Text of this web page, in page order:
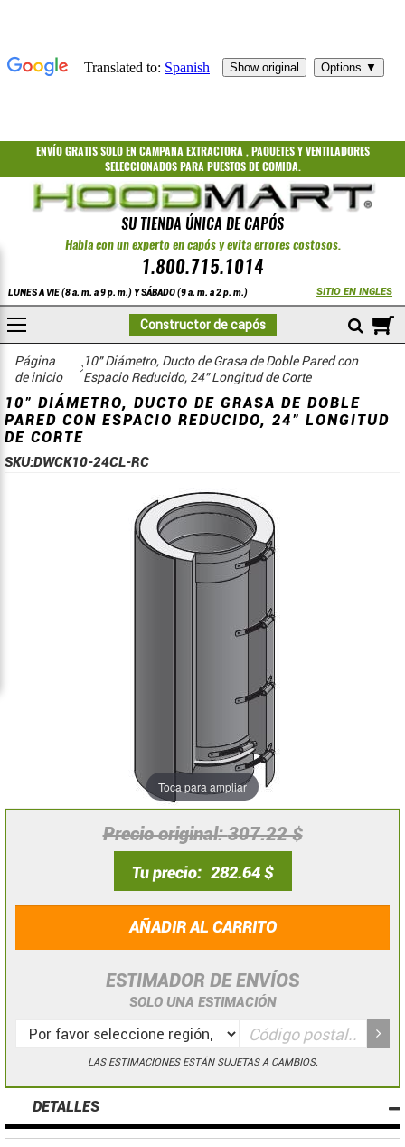
ENVÍO GRATISSOLO EN CAMPANA EXTRACTORA ,PAQUETESYVENTILADORES
SELECCIONADOS PARA PUESTOS DE COMIDA.
SU TIENDA ÚNICA DE CAPÓS
Habla con un experto en capós y evita errores costosos.
1.800.715.1014
LUNES A VIE (8 a. m. a 9 p. m.) Y SÁBADO (9 a. m. a 2 p. m.) SITIO EN INGLES
Constructor de capós
Página
de inicio
COMPRAR
Accesorios para conductos de grasa de doble pared con espacio
Doble pared de 10 pulgadas de diámetro
10" Diámetro, Ducto de Grasa de Doble Pared con
Espacio Reducido, 24" Longitud de Corte
10" DIÁMETRO, DUCTO DE GRASA DE DOBLE
PARED CON ESPACIO REDUCIDO, 24" LONGITUD
DE CORTE
SKU:DWCK10-24CL-RC
Precio original 307.22 $
Tu precio 282.64 $
AÑADIR AL CARRITO
ESTIMADOR DE ENVÍOS
SOLO UNA ESTIMACIÓN
LAS ESTIMACIONES ESTÁN SUJETAS A CAMBIOS.
DETALLES
Toca para ampliar